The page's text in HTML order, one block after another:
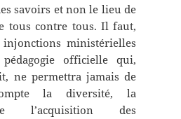
savoirs et non le lieu de
tous contre tous. Il faut,
ministérielles
officielle qui,
ne permettra jamais de
la diversité, la
l’acquisition des